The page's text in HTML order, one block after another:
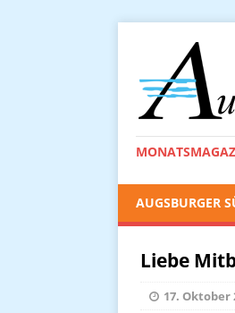
AUGSBURGER
Liebe
17. Oktober